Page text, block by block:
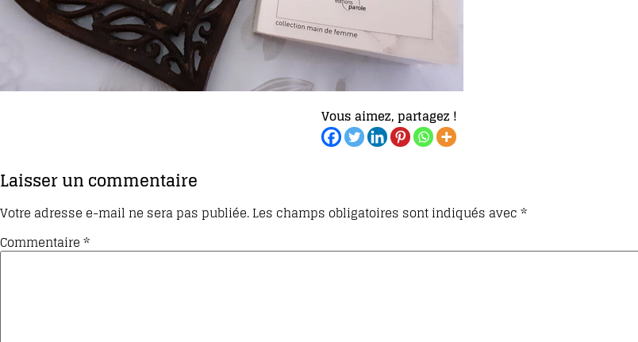
Vous aimez, partagez !
Laisser un commentaire
Votre adresse e-mail ne sera pas publiée.Les champs obligatoires sont indiqués avec*
Commentaire*